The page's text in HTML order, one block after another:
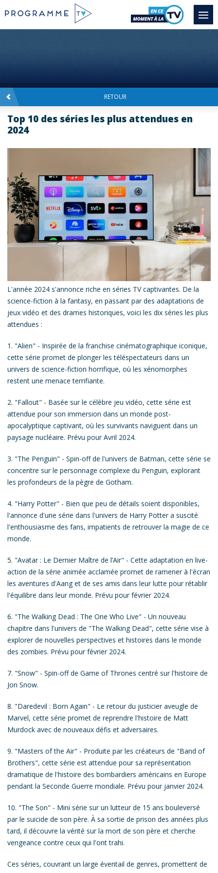
RETOUR
Top 10 des séries les plus attendues en
2024
L'année 2024 s'annonce riche en séries TV captivantes. De la
science-fiction à la fantasy, en passant par des adaptations de
jeux vidéo et des drames historiques, voici les dix séries les plus
attendues :
1. "Alien" - Inspirée de la franchise cinématographique iconique,
cette série promet de plonger les téléspectateurs dans un
univers de science-fiction horrifique, où les xénomorphes
restent une menace terrifiante.
2. "Fallout" - Basée sur le célèbre jeu vidéo, cette série est
attendue pour son immersion dans un monde post-
apocalyptique captivant, où les survivants naviguent dans un
paysage nucléaire. Prévu pour Avril 2024.
3. "The Penguin" - Spin-off de l'univers de Batman, cette série se
concentre sur le personnage complexe du Penguin, explorant
les profondeurs de la pègre de Gotham.
4. "Harry Potter" - Bien que peu de détails soient disponibles,
l'annonce d'une série dans l'univers de Harry Potter a suscité
l'enthousiasme des fans, impatients de retrouver la magie de ce
monde.
5. "Avatar : Le Dernier Maître de l’Air" - Cette adaptation en live-
action de la série animée acclamée promet de ramener à l'écran
les aventures d'Aang et de ses amis dans leur lutte pour rétablir
l'équilibre dans leur monde. Prévu pour février 2024.
6. "The Walking Dead : The One Who Live" - Un nouveau
chapitre dans l'univers de "The Walking Dead", cette série vise à
explorer de nouvelles perspectives et histoires dans le monde
des zombies. Prévu pour février 2024.
7. "Snow" - Spin-off de Game of Thrones centré sur l'histoire de
Jon Snow.
8. "Daredevil : Born Again" - Le retour du justicier aveugle de
Marvel, cette série promet de reprendre l'histoire de Matt
Murdock avec de nouveaux défis et adversaires.
9. "Masters of the Air" - Produite par les créateurs de "Band of
Brothers", cette série est attendue pour sa représentation
dramatique de l'histoire des bombardiers américains en Europe
pendant la Seconde Guerre mondiale. Prévu pour janvier 2024.
10. "The Son" - Mini série sur un lutteur de 15 ans bouleversé
par le suicide de son père. À sa sortie de prison des années plus
tard, il découvre la vérité sur la mort de son père et cherche
vengeance contre ceux qui l'ont trahi.
Ces séries, couvrant un large éventail de genres, promettent de